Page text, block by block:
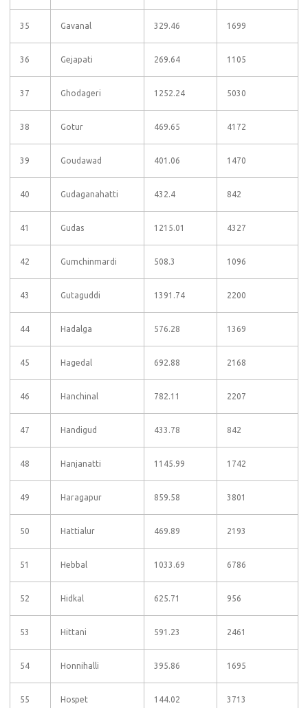
35 Gavanal 329.46 1699
36 Gejapati 269.64 1105
37 Ghodageri 1252.24 5030
38 Gotur 469.65 4172
39 Goudawad 401.06 1470
40 Gudaganahatti 432.4 842
41 Gudas 1215.01 4327
42 Gumchinmardi 508.3 1096
43 Gutaguddi 1391.74 2200
44 Hadalga 576.28 1369
45 Hagedal 692.88 2168
46 Hanchinal 782.11 2207
47 Handigud 433.78 842
48 Hanjanatti 1145.99 1742
49 Haragapur 859.58 3801
50 Hattialur 469.89 2193
51 Hebbal 1033.69 6786
52 Hidkal 625.71 956
53 Hittani 591.23 2461
54 Honnihalli 395.86 1695
55 Hospet 144.02 3713